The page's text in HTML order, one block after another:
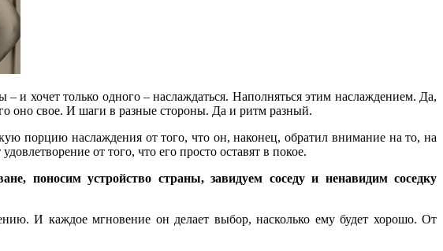
и хочет только одного – наслаждаться. Наполняться этим наслаждением. Да,
оно свое. И шаги в разные стороны. Да и ритм разный.
порцию наслаждения от того, что он, наконец, обратил внимание на то, на
от того, что его просто оставят в покое.
устройство страны, завидуем соседу и ненавидим соседку
И каждое мгновение он делает выбор, насколько ему будет хорошо. От